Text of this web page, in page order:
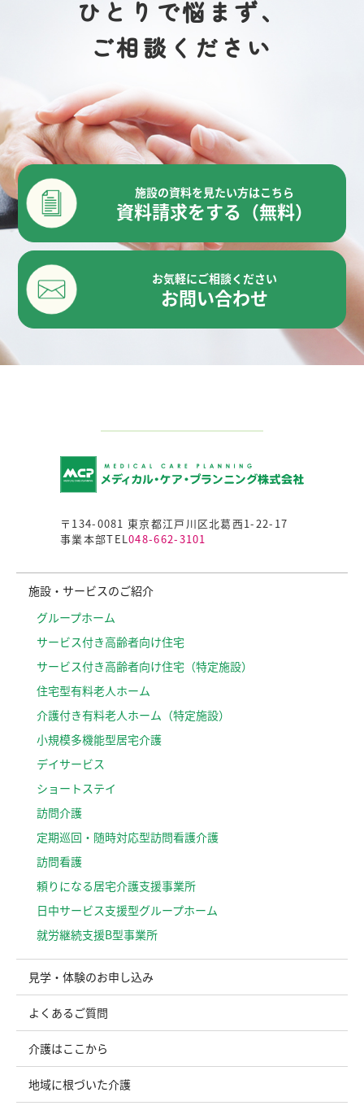
ひとりで悩まず、
ご相談ください
施設の資料を見たい方はこちら
資料請求をする（無料）
お気軽にご相談ください
お問い合わせ
〒134-0081 東京都江戸川区北葛西1-22-17
事業本部TEL048-662-3101
施設・サービスのご紹介
グループホーム
サービス付き高齢者向け住宅
サービス付き高齢者向け住宅（特定施設）
住宅型有料老人ホーム
介護付き有料老人ホーム（特定施設）
小規模多機能型居宅介護
デイサービス
ショートステイ
訪問介護
定期巡回・随時対応型訪問看護介護
訪問看護
頼りになる居宅介護支援事業所
日中サービス支援型グループホーム
就労継続支援B型事業所
見学・体験のお申し込み
よくあるご質問
介護はここから
地域に根づいた介護